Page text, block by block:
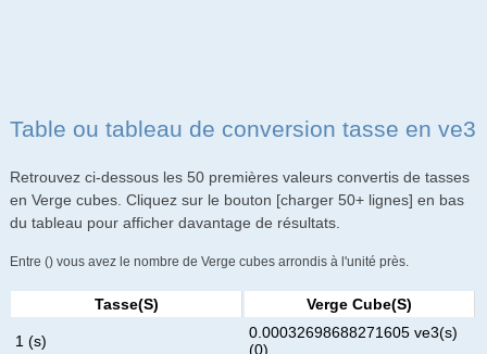
Table ou tableau de conversion tasse en ve3
Retrouvez ci-dessous les 50 premières valeurs convertis de tasses
en Verge cubes. Cliquez sur le bouton [charger 50+ lignes] en bas
du tableau pour afficher davantage de résultats.
Entre () vous avez le nombre de Verge cubes arrondis à l'unité près.
Tasse(s) Verge Cube(s)
1 (s)
0.00032698688271605 ve3(s)
(0)